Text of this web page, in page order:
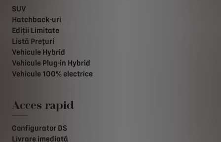
SUV
Hatchback-uri
Ediții Limitate
Listă Prețuri
Vehicule Hybrid
Vehicule Plug-in Hybrid
Vehicule 100% electrice
Acces rapid
Configurator DS
Livrare imediată